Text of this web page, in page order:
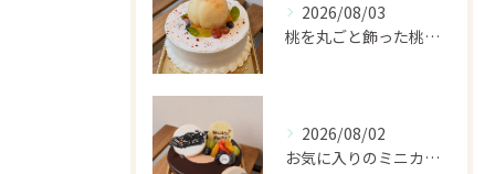
2026/08/03
桃を丸ごと飾った桃のホールケーキ（サンドも桃）
2026/08/02
お気に入りのミニカーのアイシングクッキーを飾ったデコレーショ...